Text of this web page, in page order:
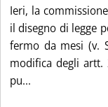
Ieri, la
il disegno di legge
fermo da mesi (v.
modifica degli
pu...